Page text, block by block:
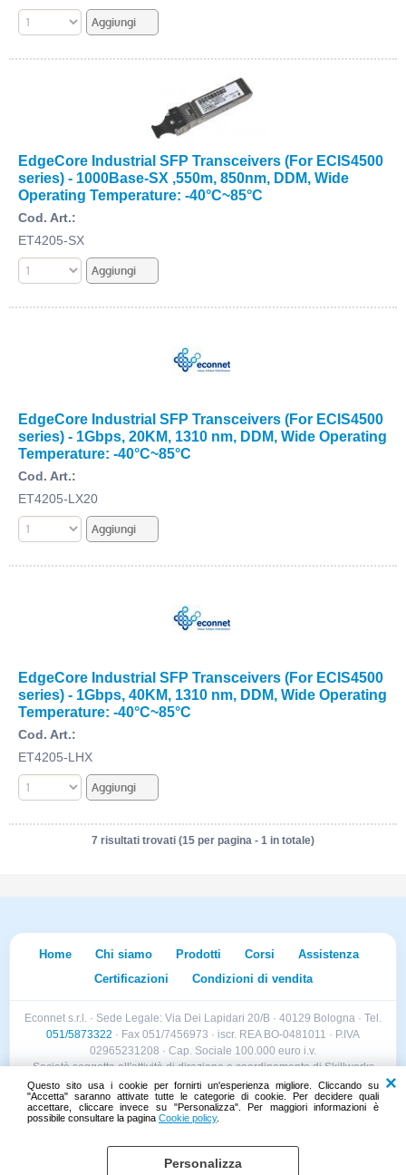
Questo sito usa i cookie per fornirti un'esperienza migliore. Cliccando su
"Accetta" saranno attivate tutte le categorie di cookie. Per decidere quali
accettare, cliccare invece su "Personalizza". Per maggiori informazioni è
possibile consultare la pagina Cookie policy.
Personalizza
EdgeCore Industrial SFP Transceivers (For ECIS4500
series) - 1000Base-SX ,550m, 850nm, DDM, Wide
Operating Temperature: -40°C~85°C
Cod. Art.:
ET4205-SX
EdgeCore Industrial SFP Transceivers (For ECIS4500
series) - 1Gbps, 20KM, 1310 nm, DDM, Wide Operating
Temperature: -40°C~85°C
Cod. Art.:
ET4205-LX20
EdgeCore Industrial SFP Transceivers (For ECIS4500
series) - 1Gbps, 40KM, 1310 nm, DDM, Wide Operating
Temperature: -40°C~85°C
Cod. Art.:
ET4205-LHX
7 risultati trovati (15 per pagina - 1 in totale)
Home Chi siamo Prodotti Corsi
Assistenza
Certificazioni
Condizioni di vendita
Econnet s.r.l. · Sede Legale: Via Dei Lapidari 20/B · 40129 Bologna · Tel.
051/5873322 · Fax 051/7456973 · iscr. REA BO-0481011 · P.IVA
02965231208 · Cap. Sociale 100.000 euro i.v.
Società soggetta all'attività di direzione e coordinamento di Skillworks
Holding s.r.l. · Sede Legale: Via Vittorio Emanuele II 28 · Roncadelle (BS)
- C.F. 04151440981